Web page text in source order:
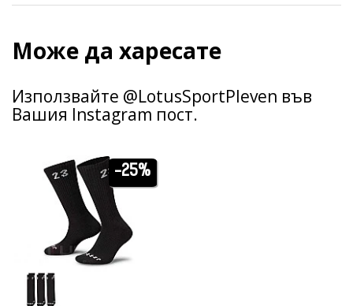
Може да харесате
Използвайте @LotusSportPleven във
Вашия Instagram пост.
-25%